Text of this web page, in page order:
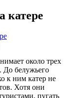
катере
около трех
До белужьего
к ним катер не
Хотя они
пугать